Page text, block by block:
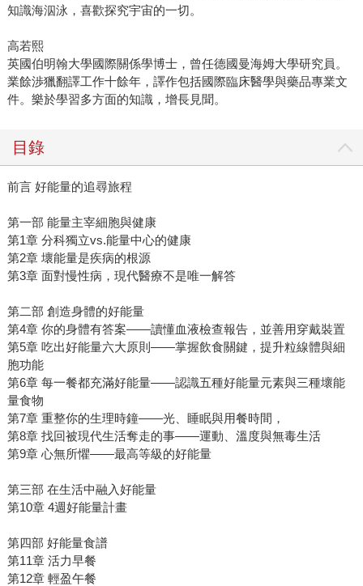
知識海泅泳，喜歡探究宇宙的一切。
高若熙
英國伯明翰大學國際關係學博士，曾任德國曼海姆大學研究員。
業餘渉獵翻譯工作十餘年，譯作包括國際臨床醫學與藥品專業文
件。樂於學習多方面的知識，增長見聞。
目錄
前言 好能量的追尋旅程
第一部 能量主宰細胞與健康
第1章 分科獨立vs.能量中心的健康
第2章 壞能量是疾病的根源
第3章 面對慢性病，現代醫療不是唯一解答
第二部 創造身體的好能量
第4章 你的身體有答案——讀懂血液檢查報告，並善用穿戴裝置
第5章 吃出好能量六大原則——掌握飲食關鍵，提升粒線體與細
胞功能
第6章 每一餐都充滿好能量——認識五種好能量元素與三種壞能
量食物
第7章 重整你的生理時鐘——光、睡眠與用餐時間，
第8章 找回被現代生活奪走的事——運動、溫度與無毒生活
第9章 心無所懼——最高等級的好能量
第三部 在生活中融入好能量
第10章 4週好能量計畫
第四部 好能量食譜
第11章 活力早餐
第12章 輕盈午餐